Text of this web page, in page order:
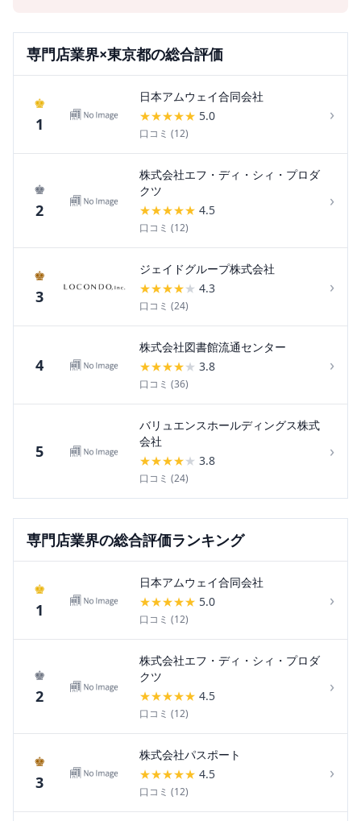
専門店業界×東京都の総合評価
♚
1
日本アムウェイ合同会社
★★★★★ 5.0
口コミ (12)
›
♚
2
株式会社エフ・ディ・シィ・プロダ
クツ
★★★★★ 4.5
口コミ (12)
›
♚
3
ジェイドグループ株式会社
★★★★★ 4.3
口コミ (24)
›
4
株式会社図書館流通センター
★★★★★ 3.8
口コミ (36)
›
5
バリュエンスホールディングス株式
会社
★★★★★ 3.8
口コミ (24)
›
専門店業界の総合評価ランキング
♚
1
日本アムウェイ合同会社
★★★★★ 5.0
口コミ (12)
›
♚
2
株式会社エフ・ディ・シィ・プロダ
クツ
★★★★★ 4.5
口コミ (12)
›
♚
3
株式会社パスポート
★★★★★ 4.5
口コミ (12)
›